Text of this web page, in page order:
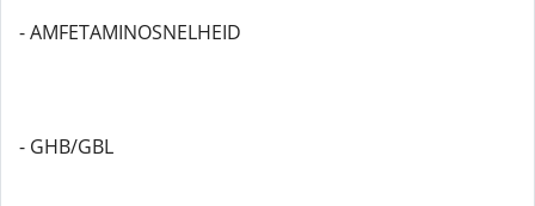
- AMFETAMINOSNELHEID
- GHB/GBL